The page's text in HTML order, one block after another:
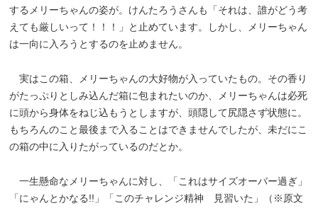
するメリーちゃんの姿が。けんたろうさんも「それは、誰がどう考
えても厳しいって！！！」と止めています。しかし、メリーちゃん
は一向に入ろうとするのを止めません。
実はこの箱、メリーちゃんの大好物が入っていたもの。その香り
がたっぷりとしみ込んだ箱に包まれたいのか、メリーちゃんは必死
に頭から身体をねじ込もうとしますが、頭隠して尻隠さず状態に。
もちろんのこと最後まで入ることはできませんでしたが、未だにこ
の箱の中に入りたがっているのだとか。
一生懸命なメリーちゃんに対し、「これはサイズオーバー過ぎ」
「にゃんとかなる!!」「このチャレンジ精神 見習いた」（※原文